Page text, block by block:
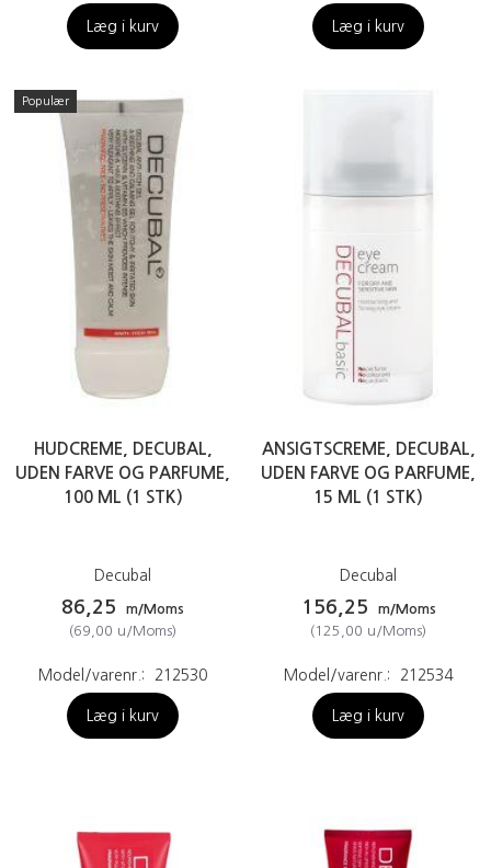
Læg i kurv Læg i kurv
Populær
HUDCREME, DECUBAL,
UDEN FARVE OG PARFUME,
100 ML (1 STK)
Decubal
86,25
m/Moms
(69,00 u/Moms)
Model/varenr.: 212530
Læg i kurv
ANSIGTSCREME, DECUBAL,
UDEN FARVE OG PARFUME,
15 ML (1 STK)
Decubal
156,25
m/Moms
( 125,00 u/Moms)
Model/varenr.: 212534
Læg i kurv